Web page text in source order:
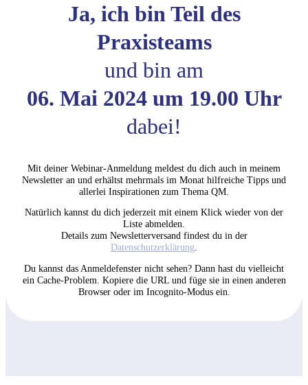
Ja, ich bin Teil des
Praxisteams
und bin am
06. Mai 2024 um 19.00 Uhr
dabei!
Mit deiner Webinar-Anmeldung meldest du dich auch in meinem
Newsletter an und erhältst mehrmals im Monat hilfreiche Tipps und
allerlei Inspirationen zum Thema QM.
Natürlich kannst du dich jederzeit mit einem Klick wieder von der
Liste abmelden.
Details zum Newsletterversand findest du in der
Datenschutzerklärung.
Du kannst das Anmeldefenster nicht sehen? Dann hast du vielleicht
ein Cache-Problem. Kopiere die URL und füge sie in einen anderen
Browser oder im Incognito-Modus ein.